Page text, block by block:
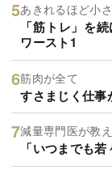
あきれるほど小
「筋トレ」を
ワースト1
筋肉が全て
すさまじく仕事
減量専門医が教
「いつまでも